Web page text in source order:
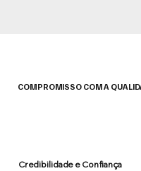
COMPROMISSO COM A
Credibilidade e Confiança